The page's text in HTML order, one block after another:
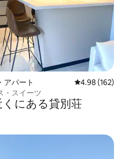
アパート レビュー162
4.98 (162)
・スイーツ
くにある貸別荘